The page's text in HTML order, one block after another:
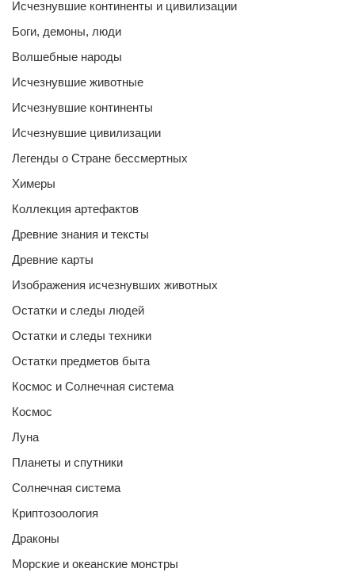
Исчезнувшие континенты и цивилизации
Боги, демоны, люди
Волшебные народы
Исчезнувшие животные
Исчезнувшие континенты
Исчезнувшие цивилизации
Легенды о Стране бессмертных
Химеры
Коллекция артефактов
Древние знания и тексты
Древние карты
Изображения исчезнувших животных
Остатки и следы людей
Остатки и следы техники
Остатки предметов быта
Космос и Солнечная система
Космос
Луна
Планеты и спутники
Солнечная система
Криптозоология
Драконы
Морские и океанские монстры